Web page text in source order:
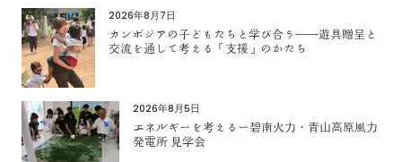
2026年8月7日
カンボジアの子どもたちと学び合う――遊具贈呈と
交流を通して考える「支援」のかたち
2026年8月5日
エネルギーを考えるー碧南火力・青山高原風力
発電所 見学会